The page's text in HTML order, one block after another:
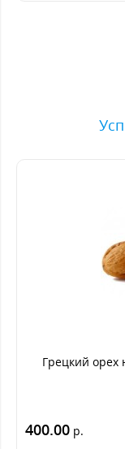
Грецкий
400.00 р.